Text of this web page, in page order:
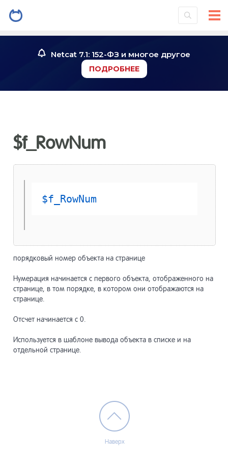
Netcat 7.1: 152-ФЗ и многое другое
ПОДРОБНЕЕ
$f_RowNum
$f_RowNum
порядковый номер объекта на странице
Нумерация начинается с первого объекта, отображенного на
странице, в том порядке, в котором они отображаются на
странице.
Отсчет начинается с 0.
Используется в шаблоне вывода объекта в списке и на
отдельной странице.
Наверх